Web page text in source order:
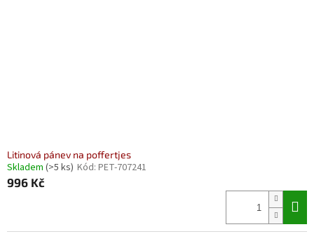
Litinová pánev na poffertjes
Skladem (>5 ks) Kód: PET-707241
996 Kč